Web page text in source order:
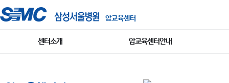
암교육센터
센터소개 암교육센터안내